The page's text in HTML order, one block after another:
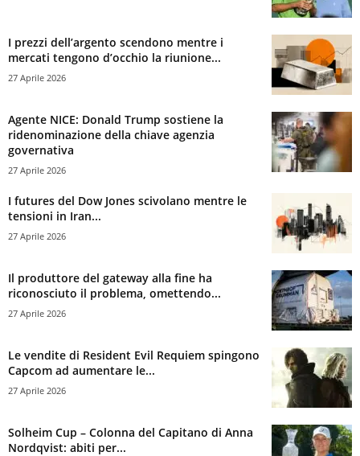
I prezzi dell’argento scendono mentre i
mercati tengono d’occhio la riunione...
27 Aprile 2026
Agente NICE: Donald Trump sostiene la
ridenominazione della chiave agenzia
governativa
27 Aprile 2026
I futures del Dow Jones scivolano mentre le
tensioni in Iran...
27 Aprile 2026
Il produttore del gateway alla fine ha
riconosciuto il problema, omettendo...
27 Aprile 2026
Le vendite di Resident Evil Requiem spingono
Capcom ad aumentare le...
27 Aprile 2026
Solheim Cup – Colonna del Capitano di Anna
Nordqvist: abiti per...